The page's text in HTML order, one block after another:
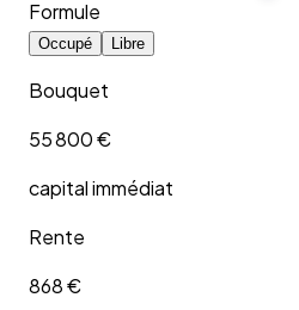
Formule
Occupé Libre
Bouquet
55 800 €
capital immédiat
Rente
868 €